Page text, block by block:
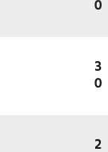
0
3
0
2